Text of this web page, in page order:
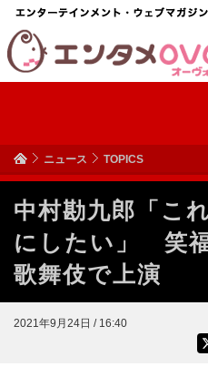
ニュース TOPICS
中村勘九郎「こ
にしたい」 笑
歌舞伎で上演
2021年9月24日 / 16:40